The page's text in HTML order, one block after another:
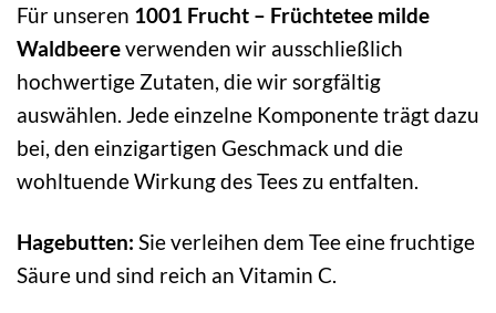
Für unseren 1001 Frucht – Früchtetee milde
Waldbeereverwenden wir ausschließlich
hochwertige Zutaten, die wir sorgfältig
auswählen. Jede einzelne Komponente trägt dazu
bei, den einzigartigen Geschmack und die
wohltuende Wirkung des Tees zu entfalten.
Hagebutten: Sie verleihen dem Tee eine fruchtige
Säure und sind reich an Vitamin C.